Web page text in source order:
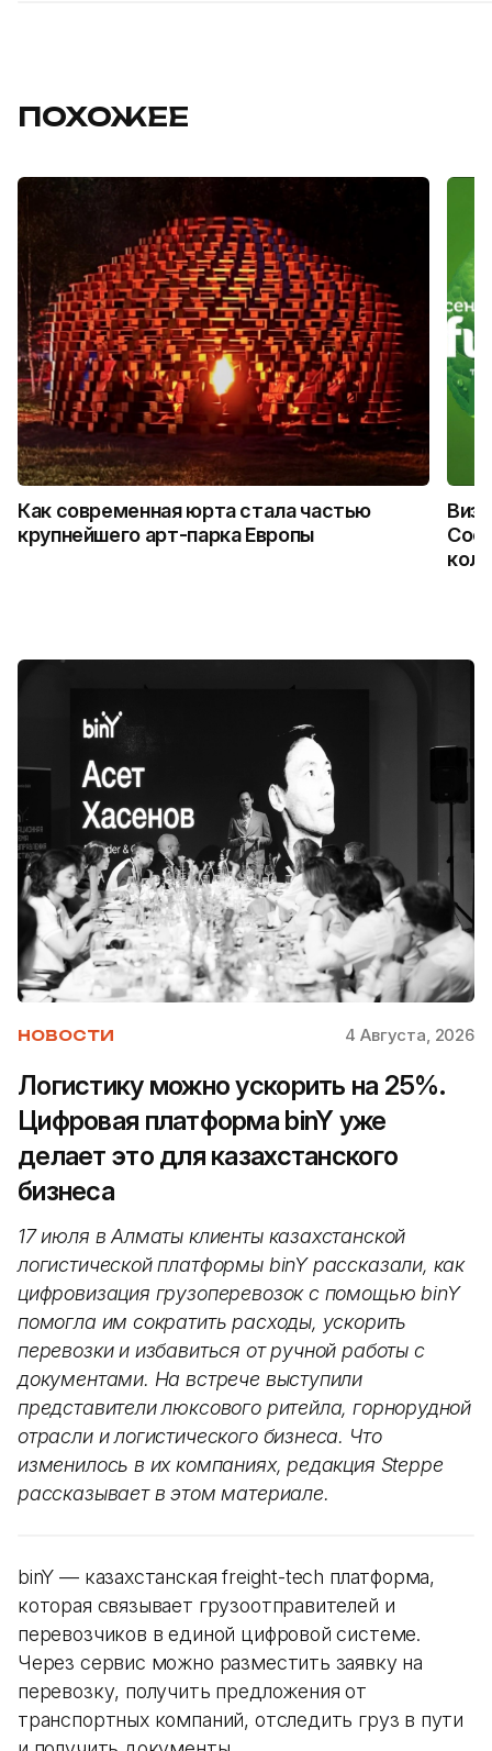
ПОХОЖЕЕ
Как современная юрта стала частью
крупнейшего арт-парка Европы
НОВОСТИ 4 Августа, 2026
Логистику можно ускорить на 25%.
Цифровая платформа binY уже
делает это для казахстанского
бизнеса
17 июля в Алматы клиенты казахстанской
логистической платформы binY рассказали, как
цифровизация грузоперевозок с помощью binY
помогла им сократить расходы, ускорить
перевозки и избавиться от ручной работы с
документами. На встрече выступили
представители люксового ритейла, горнорудной
отрасли и логистического бизнеса. Что
изменилось в их компаниях, редакция Steppe
рассказывает в этом материале.
binY — казахстанская freight-tech платформа,
которая связывает грузоотправителей и
перевозчиков в единой цифровой системе.
Через сервис можно разместить заявку на
перевозку, получить предложения от
транспортных компаний, отследить груз в пути